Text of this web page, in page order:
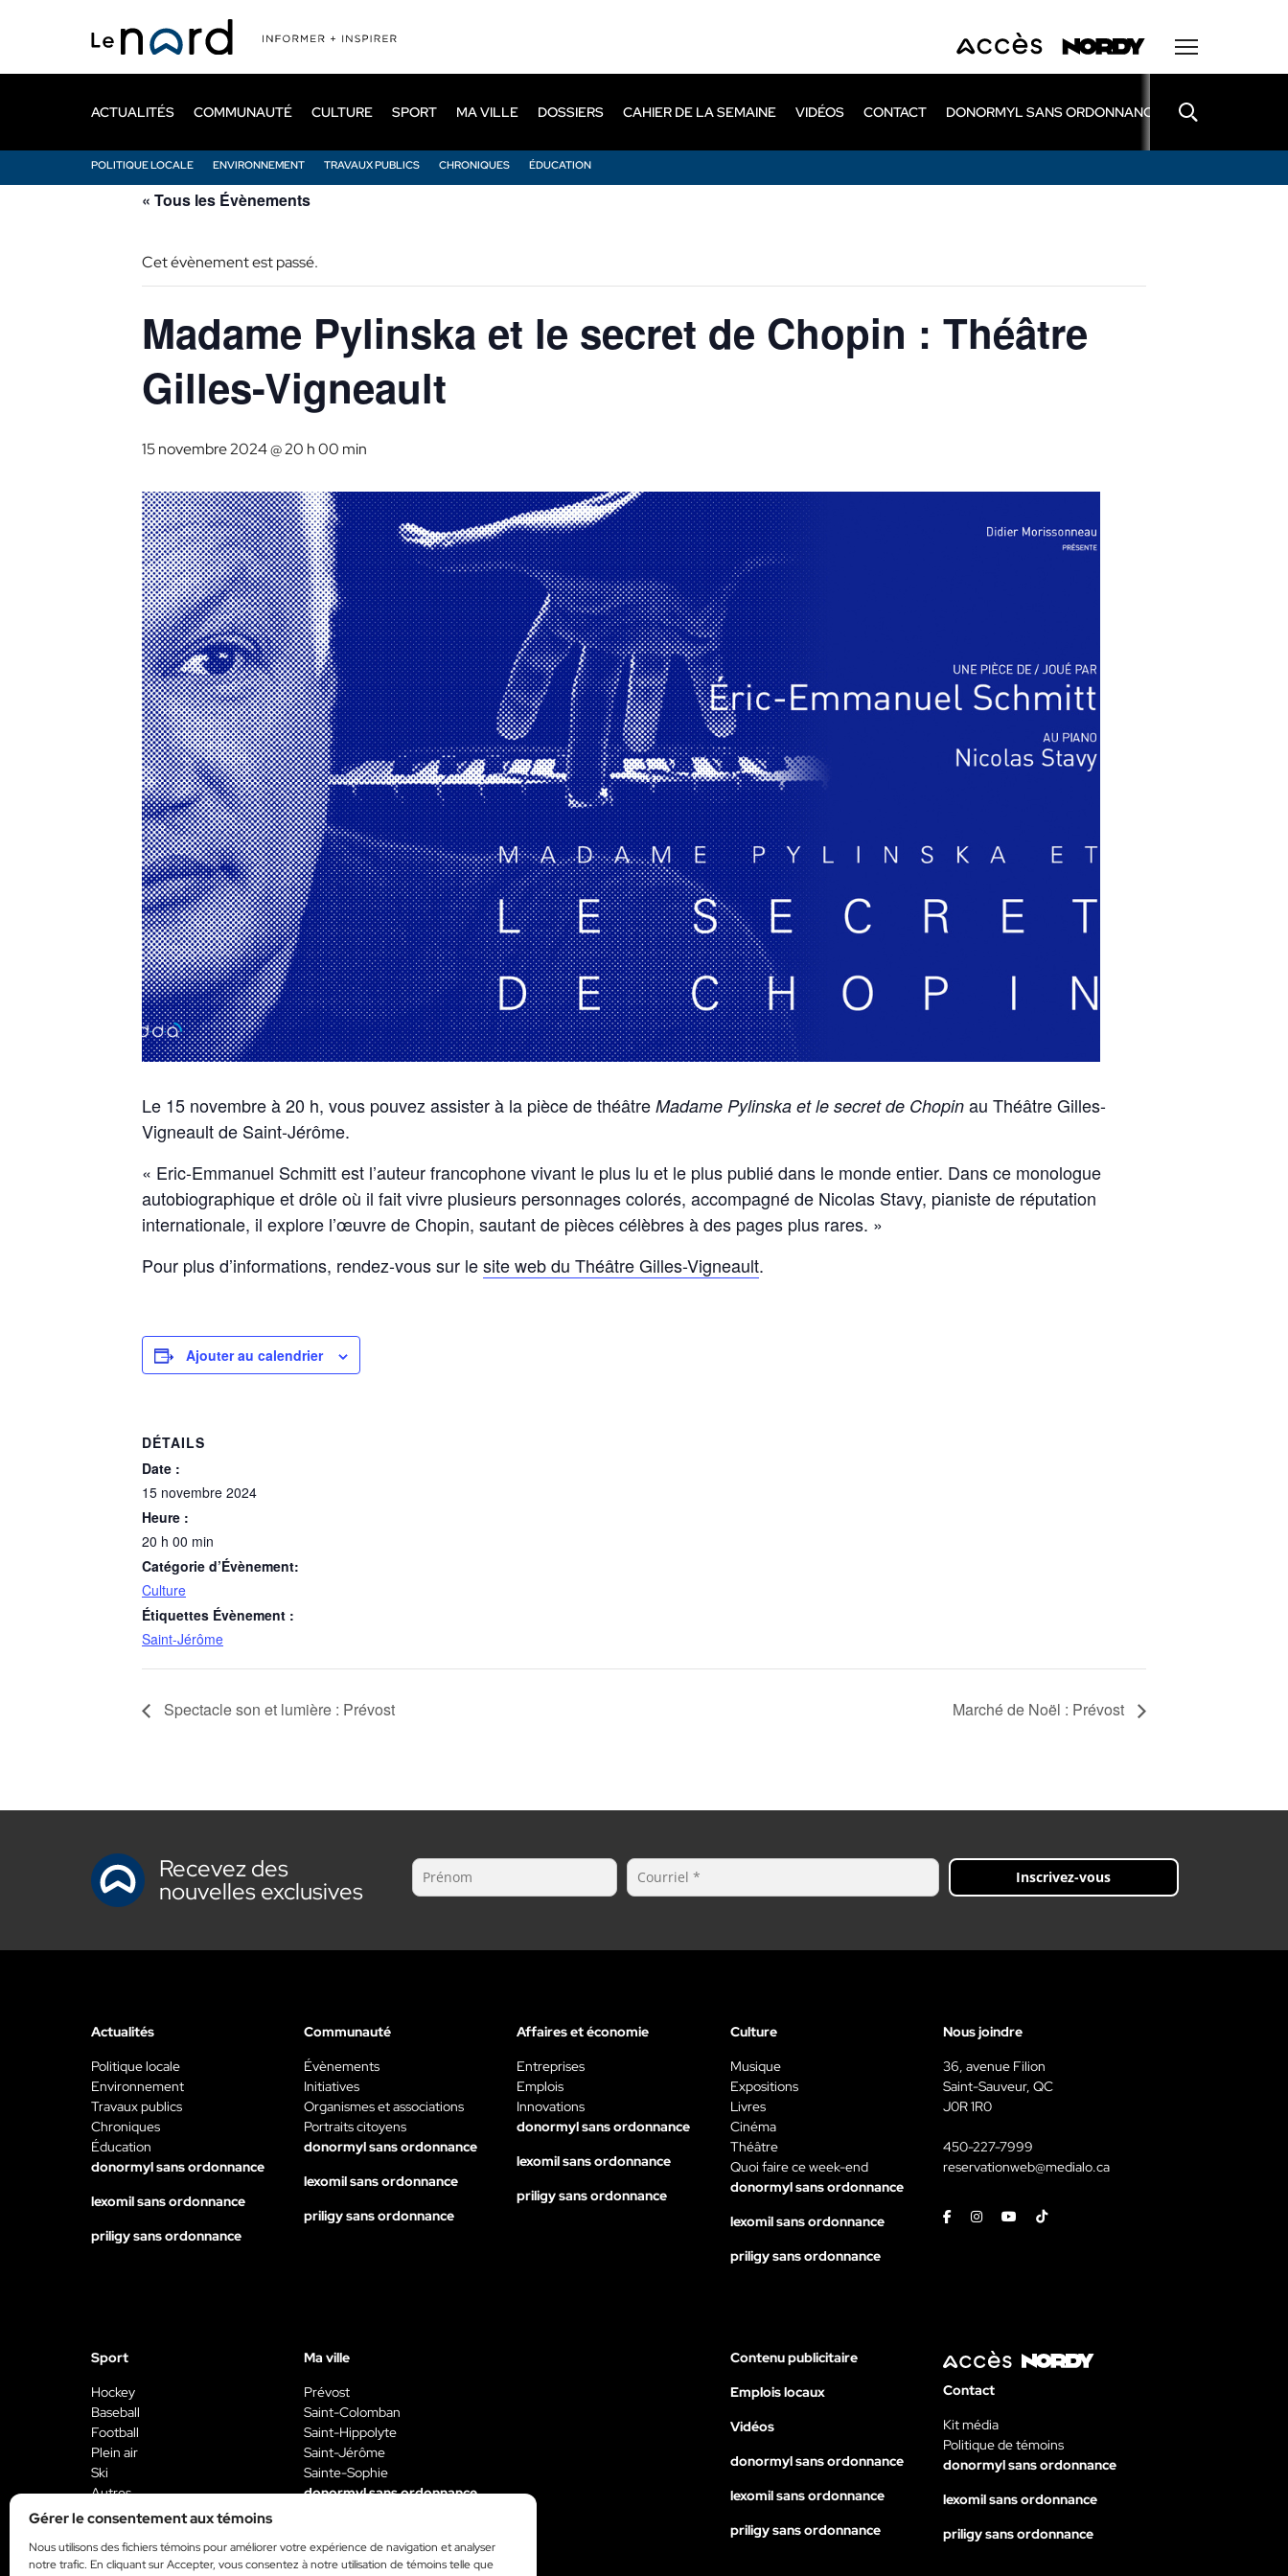
Gérer le consentement aux témoins
Nous utilisons des fichiers témoins pour améliorer votre expérience de navigation et analyser
notre trafic. En cliquant sur Accepter, vous consentez à notre utilisation de témoins telle que
principal
ACTUALITÉS
POLITIQUE LOCALE ENVIRONNEMENT TRAVAUX PUBLICS CHRONIQUES ÉDUCATION
COMMUNAUTÉ CULTURE SPORT MA VILLE DOSSIERS CAHIER DE LA SEMAINE VIDÉOS CONTACT DONORMYL SANS ORDONNANCE LEXOMIL SANS
« Tous les Évènements
Cet évènement est passé.
Madame Pylinska et le secret de Chopin : Théâtre
Gilles-Vigneault
15 novembre 2024 @ 20 h 00 min
Le 15 novembre à 20 h, vous pouvez assister à la pièce de théâtre Madame Pylinska et le secret de Chopin au Théâtre Gilles-
Vigneault de Saint-Jérôme.
« Eric-Emmanuel Schmitt est l’auteur francophone vivant le plus lu et le plus publié dans le monde entier. Dans ce monologue
autobiographique et drôle où il fait vivre plusieurs personnages colorés, accompagné de Nicolas Stavy, pianiste de réputation
internationale, il explore l’œuvre de Chopin, sautant de pièces célèbres à des pages plus rares. »
Pour plus d’informations, rendez-vous sur lesite web du Théâtre Gilles-Vigneault.
Ajouter au calendrier
DÉTAILS
Date :
15 novembre 2024
Heure :
20 h 00 min
Catégorie d’Évènement:
Culture
Étiquettes Évènement :
Saint-Jérôme
Spectacle son et lumière : Prévost Marché de Noël : Prévost
Recevez des
nouvelles exclusives Inscrivez-vous
Actualités
Politique locale
Environnement
Travaux publics
Chroniques
Éducation
donormyl sans ordonnance
lexomil sans ordonnance
priligy sans ordonnance
Communauté
Évènements
Initiatives
Organismes et associations
Portraits citoyens
donormyl sans ordonnance
lexomil sans ordonnance
priligy sans ordonnance
Affaires et économie
Entreprises
Emplois
Innovations
donormyl sans ordonnance
lexomil sans ordonnance
priligy sans ordonnance
Culture
Musique
Expositions
Livres
Cinéma
Théâtre
Quoi faire ce week-end
donormyl sans ordonnance
lexomil sans ordonnance
priligy sans ordonnance
Nous joindre
36, avenue Filion
Saint-Sauveur, QC
J0R 1R0
450-227-7999
reservationweb@medialo.ca
FacebookInstagramYoutubeTiktok
Sport
Hockey
Baseball
Football
Plein air
Ski
Autres
donormyl sans ordonnance
lexomil sans ordonnance
Ma ville
Prévost
Saint-Colomban
Saint-Hippolyte
Saint-Jérôme
Sainte-Sophie
donormyl sans ordonnance
priligy sans ordonnance
Contenu publicitaire
Emplois locaux
Vidéos
donormyl sans ordonnance
lexomil sans ordonnance
priligy sans ordonnance
Contact
Kit média
Politique de témoins
donormyl sans ordonnance
lexomil sans ordonnance
priligy sans ordonnance